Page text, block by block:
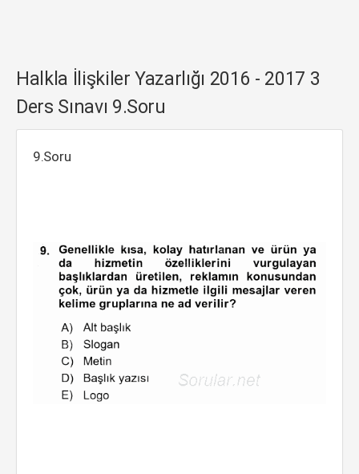
Halkla İlişkiler Yazarlığı 2016 - 2017 3
Ders Sınavı 9.Soru
9.Soru